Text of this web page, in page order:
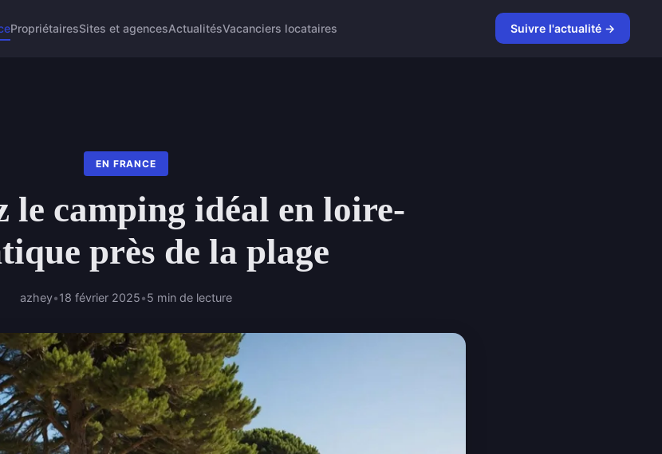
PropriétairesSites et agencesActualitésVacanciers locataires Suivre l'actualité →
EN FRANCE
le camping idéal en loire-
près de la plage
azhey•18 février 2025•5 min de lecture